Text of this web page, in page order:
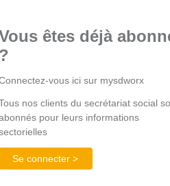
de votre abonnement actuel.
êtes déjà
?
vous ici sur mysdworx
nos clients du secrétariat social
pour leurs informations
Se connecter >